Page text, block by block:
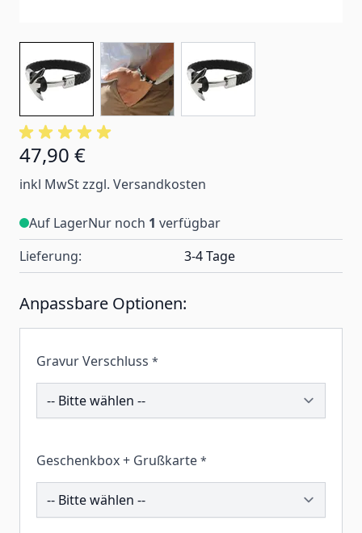
47,90 €
inkl MwSt zzgl. Versandkosten
Auf LagerNur noch 1 verfügbar
Lieferung:
3-4 Tage
Anpassbare Optionen:
Gravur Verschluss *
193025
Geschenkbox + Grußkarte *
259689